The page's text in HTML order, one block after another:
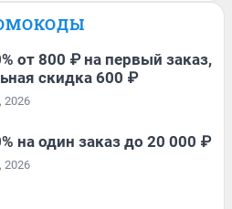
от 800 ₽ на первый заказ,
скидка 600 ₽
2026
на один заказ до 20 000 ₽
2026